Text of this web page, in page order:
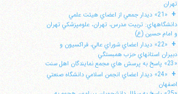
تهران
+
«21» ديدار جمعي از اعضاي هيئت علمي
دانشگاههاي: تربيت مدرس، تهران، علومپزشكي تهران
و امام حسين (ع)
+
«22» ديدار اعضاي شوراي عالي، فراكسيون و
دبيران استانهاي حزب همبستگي
«23» پاسخ به پرسش هاي مجمع نمايندگان اهل سنت
+
«24» ديدار اعضاي انجمن اسلامي دانشگاه صنعتي
اصفهان